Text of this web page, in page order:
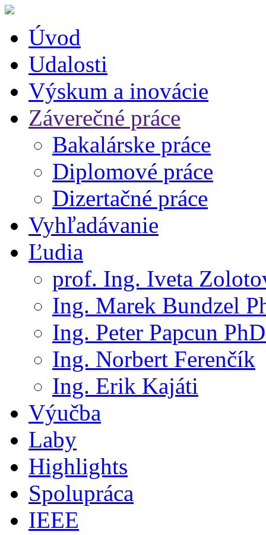
Úvod
Udalosti
Výskum a inovácie
Záverečné práce
Bakalárske práce
Diplomové práce
Dizertačné práce
Vyhľadávanie
Ľudia
prof. Ing. Iveta
Ing. Marek Bundzel
Ing. Peter Papcun
Ing. Norbert Ferenčík
Ing. Erik Kajáti
Výučba
Laby
Highlights
Spolupráca
IEEE